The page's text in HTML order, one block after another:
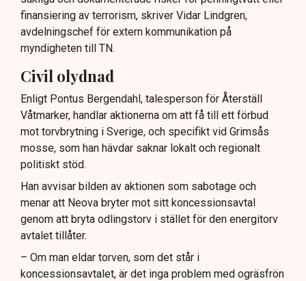
finansiering av terrorism, skriver Vidar Lindgren,
avdelningschef för extern kommunikation på
myndigheten till TN.
Civil olydnad
Enligt Pontus Bergendahl, talesperson för Återställ
Våtmarker, handlar aktionerna om att få till ett förbud
mot torvbrytning i Sverige, och specifikt vid Grimsås
mosse, som han hävdar saknar lokalt och regionalt
politiskt stöd.
Han avvisar bilden av aktionen som sabotage och
menar att Neova bryter mot sitt koncessionsavtal
genom att bryta odlingstorv i stället för den energitorv
avtalet tillåter.
– Om man eldar torven, som det står i
koncessionsavtalet, är det inga problem med ogräsfrön